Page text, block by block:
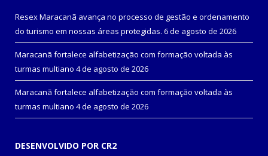
Resex Maracanã avança no processo de gestão e ordenamento
do turismo em nossas áreas protegidas. 6 de agosto de 2026
Maracanã fortalece alfabetização com formação voltada às
turmas multiano 4 de agosto de 2026
Maracanã fortalece alfabetização com formação voltada às
turmas multiano 4 de agosto de 2026
DESENVOLVIDO POR CR2